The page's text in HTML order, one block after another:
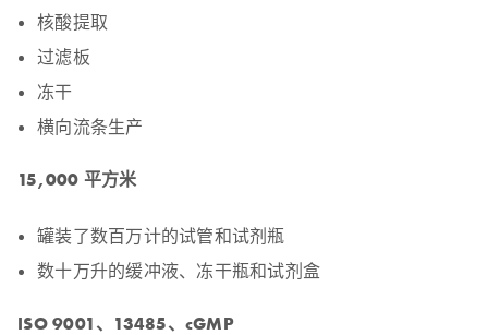
核酸提取
过滤板
冻干
横向流条生产
15,000 平方米
罐装了数百万计的试管和试剂瓶
数十万升的缓冲液、冻干瓶和试剂盒
ISO 9001、13485、cGMP